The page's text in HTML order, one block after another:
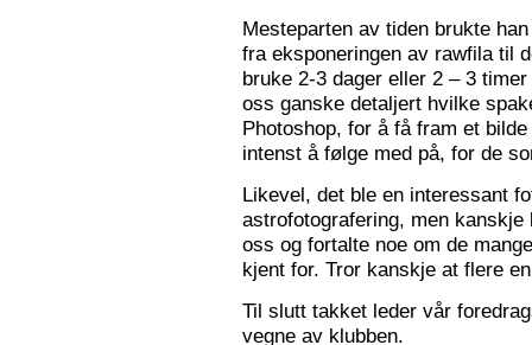
Mesteparten av tiden brukte
fra eksponeringen av rawfila til
bruke 2-3 dager eller 2 – 3
oss ganske detaljert hvilke
Photoshop, for å få fram et
intenst å følge med på, for de
Likevel, det ble en interessant
astrofotografering, men
oss og fortalte noe om de
kjent for. Tror kanskje at flere
Til slutt takket leder vår
vegne av klubben.